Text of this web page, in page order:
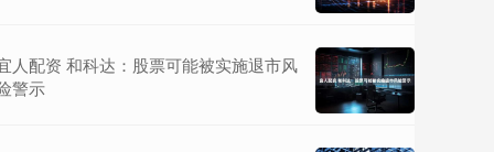
人配资 和科达：股票可能被实施退市风
警示